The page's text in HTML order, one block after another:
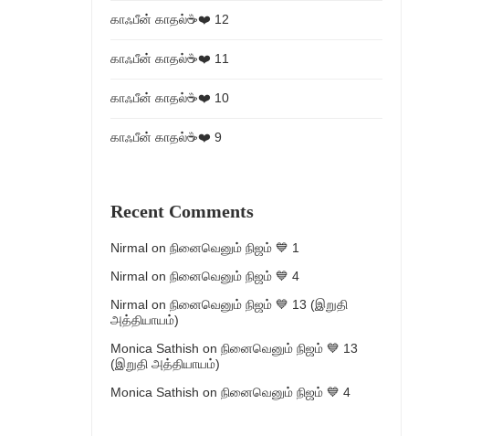
காஃபீன் காதல்☕❤️ 12
காஃபீன் காதல்☕❤️ 11
காஃபீன் காதல்☕❤️ 10
காஃபீன் காதல்☕❤️ 9
Recent Comments
Nirmal on நினைவெனும் நிஜம் 💙 1
Nirmal on நினைவெனும் நிஜம் 💙 4
Nirmal on நினைவெனும் நிஜம் 💙 13 (இறுதி
அத்தியாயம்)
Monica Sathish on நினைவெனும் நிஜம் 💙 13
(இறுதி அத்தியாயம்)
Monica Sathish on நினைவெனும் நிஜம் 💙 4